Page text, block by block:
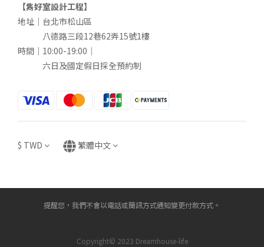
【雋好室設計工程】
地址｜台北市松山區
八德路三段12巷62弄15號1樓
時間｜10:00-19:00｜
六日及國定假日採全預約制
$ TWD 繁體中文
提醒您，我們不會以電話或簡訊方式通知變更付款方式。
Copyright© 2023 Dreamhouse-life